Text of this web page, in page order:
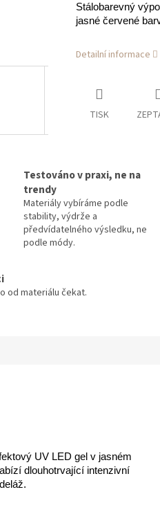
Stálobarevný
jasné červené
Detailní informace
TISK
Testováno v praxi, ne na
trendy
Materiály vybíráme podle
stability, výdrže a
předvídatelného výsledku, ne
podle módy.
od materiálu čekat.
UV LED gel v jasném
dlouhotrvající intenzivní